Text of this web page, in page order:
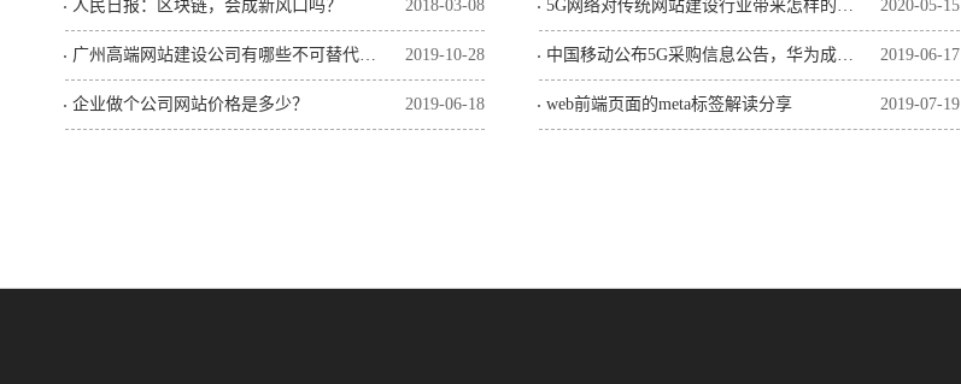
人民日报：区块链，会成新风口吗？ 2018-03-08 2020-05-15
广州高端网站建设公司有哪些不可替代的优势？ 2019-10-28 中国移动公布5G采购信息公告，华为成为头号赢家 2019-06-17
企业做个公司网站价格是多少？ 2019-06-18 web前端页面的meta标签解读分享 2019-07-19